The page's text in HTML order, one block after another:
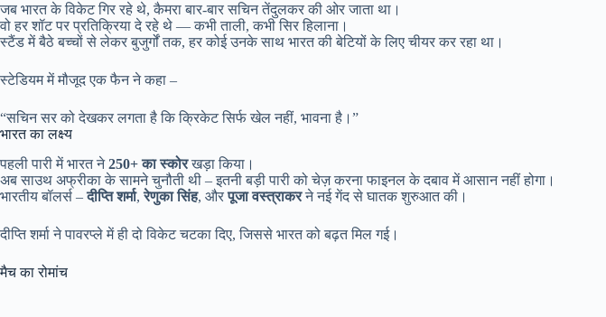
जब भारत के विकेट गिर रहे थे, कैमरा बार-बार सचिन तेंदुलकर की ओर जाता था।
वो हर शॉट पर प्रतिक्रिया दे रहे थे — कभी ताली, कभी सिर हिलाना।
स्टैंड में बैठे बच्चों से लेकर बुजुर्गों तक, हर कोई उनके साथ भारत की बेटियों के लिए चीयर कर रहा था।
स्टेडियम में मौजूद एक फैन ने कहा –
“सचिन सर को देखकर लगता है कि क्रिकेट सिर्फ खेल नहीं, भावना है।”
भारत का लक्ष्य
पहली पारी में भारत ने250+ का स्कोरखड़ा किया।
अब साउथ अफ्रीका के सामने चुनौती थी – इतनी बड़ी पारी को चेज़ करना फाइनल के दबाव में आसान नहीं होगा।
भारतीय बॉलर्स –दीप्ति शर्मा,रेणुका सिंह, औरपूजा वस्त्राकरने नई गेंद से घातक शुरुआत की।
दीप्ति शर्मा ने पावरप्ले में ही दो विकेट चटका दिए, जिससे भारत को बढ़त मिल गई।
मैच का रोमांच